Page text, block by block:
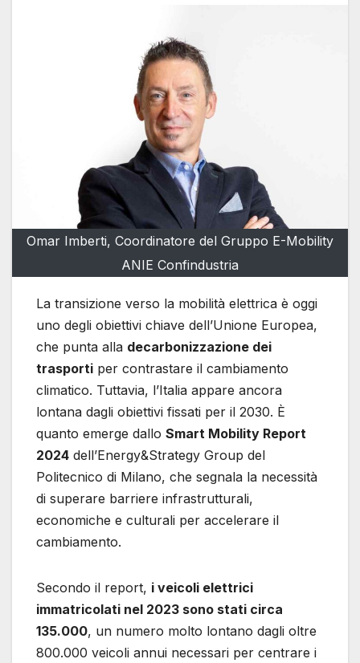
Omar Imberti, Coordinatore del Gruppo E-Mobility
ANIE Confindustria
La transizione verso la mobilità elettrica è oggi
uno degli obiettivi chiave dell’Unione Europea,
che punta alla decarbonizzazione dei
trasporti per contrastare il cambiamento
climatico. Tuttavia, l’Italia appare ancora
lontana dagli obiettivi fissati per il 2030. È
quanto emerge dallo Smart Mobility Report
2024 dell’Energy&Strategy Group del
Politecnico di Milano, che segnala la necessità
di superare barriere infrastrutturali,
economiche e culturali per accelerare il
cambiamento.
Secondo il report, i veicoli elettrici
immatricolati nel 2023 sono stati circa
135.000, un numero molto lontano dagli oltre
800.000 veicoli annui necessari per centrare i